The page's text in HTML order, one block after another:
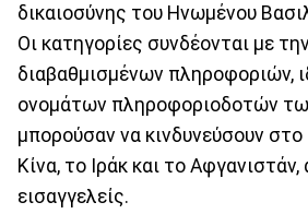
δικαιοσύνης του Ηνωμένου
Οι κατηγορίες συνδέονται με
διαβαθμισμένων πληροφοριών,
ονομάτων πληροφοριοδοτών
μπορούσαν να κινδυνεύσουν στο
Κίνα, το Ιράκ και το
εισαγγελείς.